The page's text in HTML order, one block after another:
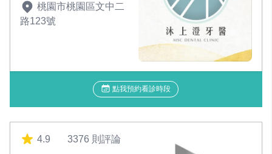
桃園市桃園區文中二
路123號
點我預約看診時段
4.9 3376 則評論